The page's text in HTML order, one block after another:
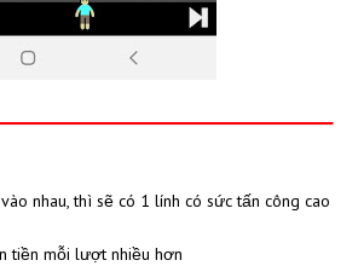
nhau, thì sẽ có 1 lính có sức tấn công cao
tiền mỗi lượt nhiều hơn